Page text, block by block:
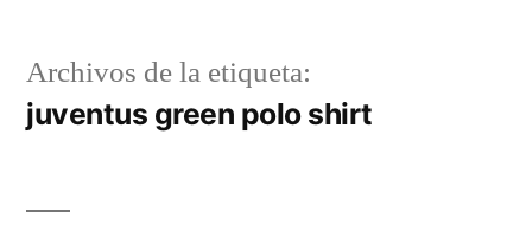
Archivos de la etiqueta:
juventus green polo shirt